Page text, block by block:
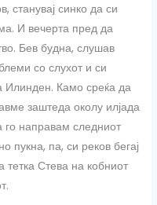
станувај синко да си
И вечерта пред да
Бев будна, слушав
со слухот и си
Илинден. Камо среќа да
заштеда околу илјада
го направам следниот
пукна, па, си реков бегај
тетка Стева на кобниот